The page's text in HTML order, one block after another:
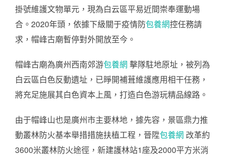
掛號維護文物單元，現為白云區平易近間崇奉運動場
合。2020年頭，依據下級關于疫情防包養網控任務請
求，帽峰古廟暫停對外開放至今。
帽峰古廟為廣州西南郊游包養網 擊隊駐地原址，被列為
白云區白色反動遺址，已睜開補葺維護應用相干任務，
將充足施展其白色資本上風，打造白色游玩精品線路。
由于帽峰山也是廣州市主要林地，據先容，景區鼎力推
動叢林防火基本舉措措施扶植工程，晉陞包養網 改革約
3600米叢林防火途徑，新建護林站1座及2000平方米消